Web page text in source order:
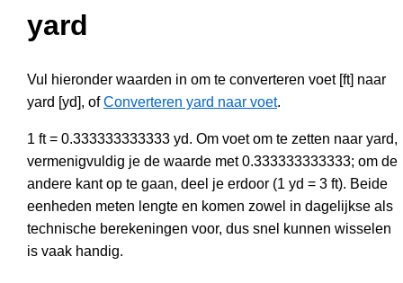
yard
Vul hieronder waarden in om te converteren voet [ft] naar
yard [yd], ofConverteren yard naar voet.
1 ft = 0.333333333333 yd. Om voet om te zetten naar yard,
vermenigvuldig je de waarde met 0.333333333333; om de
andere kant op te gaan, deel je erdoor (1 yd = 3 ft). Beide
eenheden meten lengte en komen zowel in dagelijkse als
technische berekeningen voor, dus snel kunnen wisselen
is vaak handig.